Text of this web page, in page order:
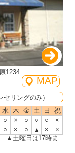
1234
MAP
リングのみ）
水 木 金 土 日
祝
○ × ○ ○ ○
×
○ × ○ ▲ ×
×
▲土曜日は17時ま